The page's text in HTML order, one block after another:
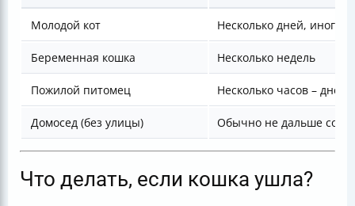
Молодой кот Несколько дней, иногда
Беременная кошка Несколько недель
Пожилой питомец Несколько часов – дней
Домосед (без улицы) Обычно не дальше
Что делать, если кошка ушла?